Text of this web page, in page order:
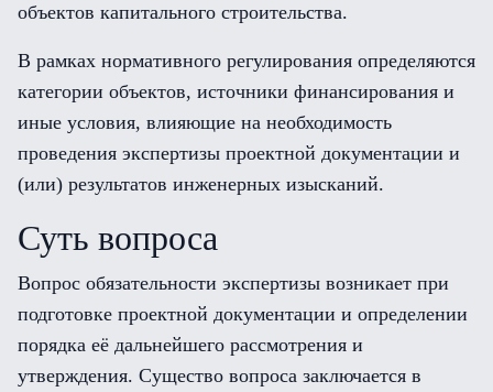
объектов капитального строительства.
В рамках нормативного регулирования определяются
категории объектов, источники финансирования и
иные условия, влияющие на необходимость
проведения экспертизы проектной документации и
(или) результатов инженерных изысканий.
Суть вопроса
Вопрос обязательности экспертизы возникает при
подготовке проектной документации и определении
порядка её дальнейшего рассмотрения и
утверждения. Существо вопроса заключается в